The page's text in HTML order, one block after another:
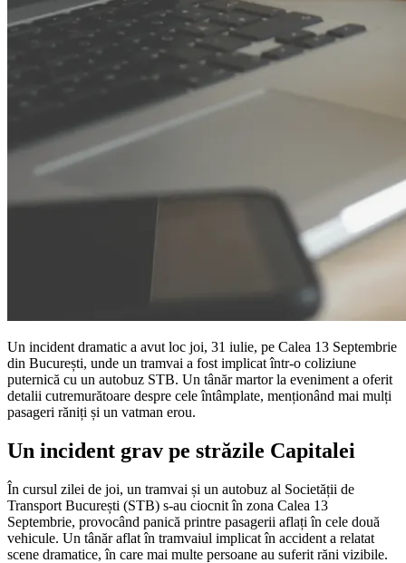
Un incident dramatic a avut loc joi, 31 iulie, pe Calea 13 Septembrie
din București, unde un tramvai a fost implicat într-o coliziune
puternică cu un autobuz STB. Un tânăr martor la eveniment a oferit
detalii cutremurătoare despre cele întâmplate, menționând mai mulți
pasageri răniți și un vatman erou.
Un incident grav pe străzile Capitalei
În cursul zilei de joi, un tramvai și un autobuz al Societății de
Transport București (STB) s-au ciocnit în zona Calea 13
Septembrie, provocând panică printre pasagerii aflați în cele două
vehicule. Un tânăr aflat în tramvaiul implicat în accident a relatat
scene dramatice, în care mai multe persoane au suferit răni vizibile.